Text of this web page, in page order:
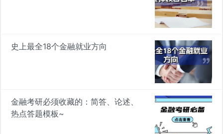
史上最全18个金融就业方向
金融考研必须收藏的：简答、论述、
热点答题模板~